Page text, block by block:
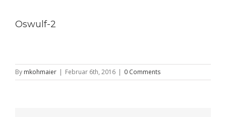
Oswulf-2
By mkohmaier | Februar 6th, 2016 | 0 Comments